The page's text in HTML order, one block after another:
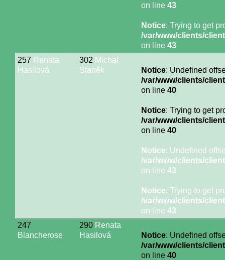
on line 43
Notice: Trying to get
/var/www/clients/
on line 43
257 Renata
Hasilová
302 Michal
Staněk
Notice: Undefined
/var/www/clients/
on line 40
Notice: Trying to get
/var/www/clients/
on line 40
Notice: Undefined
/var/www/clients/
on line 43
Notice: Trying to get
/var/www/clients/
on line 43
247
Blancherose
290 Renata
Hasilová
Notice: Undefined
/var/www/clients/
on line 40